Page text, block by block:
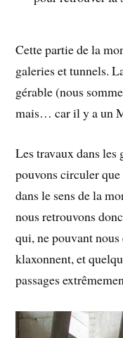
Cette partie de la
galeries et tunnels.
gérable (nous
mais… car il y a un
Les travaux dans les
pouvons circuler que
dans le sens de la
nous retrouvons
qui, ne pouvant
klaxonnent, et
passages